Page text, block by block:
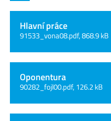
Hlavní práce
91533_vona08.pdf, 868.9 kB
Oponentura
90282_fojl00.pdf, 126.2 kB